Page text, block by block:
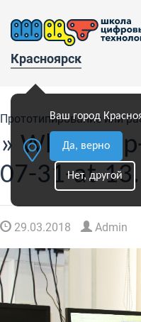
Красноярск
Ваш город
Да, верно
Нет, другой
Прототипирование или
»
07-31-at-
29.03.2018 Admin